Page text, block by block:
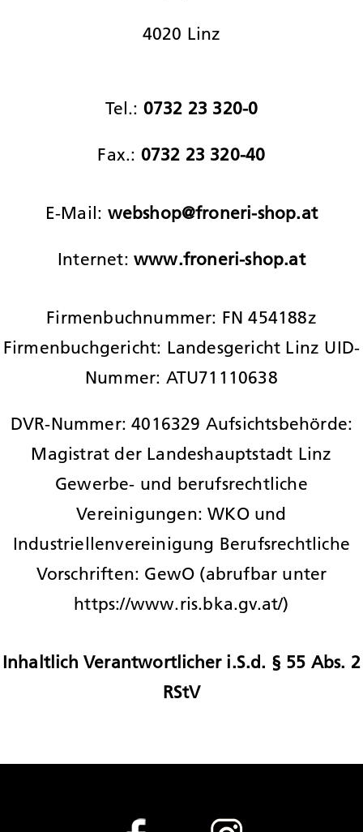
4020 Linz
Tel.: 0732 23 320-0
Fax.: 0732 23 320-40
E-Mail: webshop@froneri-shop.at
Internet:www.froneri-shop.at
Firmenbuchnummer: FN 454188z
Firmenbuchgericht: Landesgericht Linz UID-
Nummer: ATU71110638
DVR-Nummer: 4016329 Aufsichtsbehörde:
Magistrat der Landeshauptstadt Linz
Gewerbe- und berufsrechtliche
Vereinigungen: WKO und
Industriellenvereinigung Berufsrechtliche
Vorschriften: GewO (abrufbar unter
https://www.ris.bka.gv.at/)
Inhaltlich Verantwortlicher i.S.d. § 55 Abs. 2
RStV